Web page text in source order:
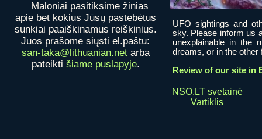
Maloniai pasitiksime žinias
apie bet kokius Jūsų pastebėtus
sunkiai paaiškinamus reiškinius.
Juos prašome siųsti el.paštu:
san-taka@lithuanian.netarba
pateikti šiame puslapyje.
UFO sightings and
sky. Please inform us
unexplainable in the
dreams, or in the other
Review of our site in
NSO.LT svetainė
Vartiklis